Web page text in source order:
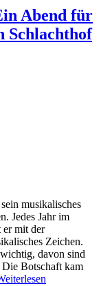
Abend für
Schlachthof
musikalisches
Jedes Jahr im
er mit der
Zeichen.
davon sind
Die Botschaft kam